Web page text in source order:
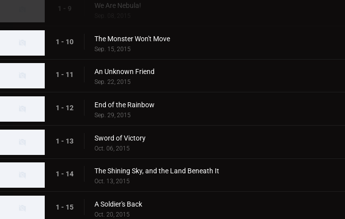
1 - 9 We Are Nebula!
Sep. 08, 2015
1 - 10 The Monster Won't Move
Sep. 15, 2015
1 - 11 An Unknown Friend
Sep. 22, 2015
1 - 12 End of the Rainbow
Sep. 29, 2015
1 - 13 Sword of Victory
Oct. 06, 2015
1 - 14 The Shining Sky, and the Land Beneath It
Oct. 13, 2015
1 - 15 A Soldier's Back
Oct. 20, 2015